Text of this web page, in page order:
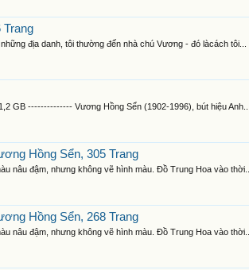
Trang
địa danh, tôi thường đến nhà chú Vương - đó làcách tôi...
GB -------------- Vương Hồng Sển (1902-1996), bút hiệu Anh...
Hồng Sển, 305 Trang
nâu đậm, nhưng không vẽ hình màu. Ðồ Trung Hoa vào thời...
Hồng Sển, 268 Trang
nâu đậm, nhưng không vẽ hình màu. Ðồ Trung Hoa vào thời...